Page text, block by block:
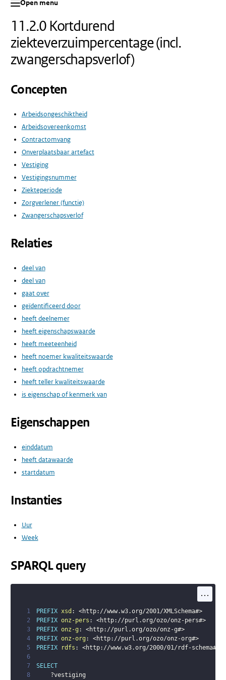
Open menu
11.2.0 Kortdurend
ziekteverzuimpercentage (incl.
zwangerschapsverlof)
Concepten
Arbeidsongeschiktheid
Arbeidsovereenkomst
Contractomvang
Onverplaatsbaar artefact
Vestiging
Vestigingsnummer
Ziekteperiode
Zorgverlener (functie)
Zwangerschapsverlof
Relaties
deel van
deel van
gaat over
geïdentificeerd door
heeft deelnemer
heeft eigenschapswaarde
heeft meeteenheid
heeft noemer kwaliteitswaarde
heeft opdrachtnemer
heeft teller kwaliteitswaarde
is eigenschap of kenmerk van
Eigenschappen
einddatum
heeft datawaarde
startdatum
Instanties
Uur
Week
SPARQL query
...
1 PREFIX xsd : <http://www.w3.org/2001/XMLSchema#>
2
PREFIX onz-pers : <http://purl.org/ozo/onz-pers#>
3
PREFIX onz-g : <http://purl.org/ozo/onz-g#>
4
PREFIX onz-org : <http://purl.org/ozo/onz-org#>
5
PREFIX rdfs : <http://www.w3.org/2000/01/rdf-schema#
6
7
SELECT
8
?vestiging